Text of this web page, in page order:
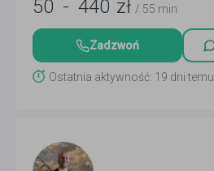
50 - 440 zł / 55 min
Zadzwoń
Ostatnia aktywność: 19 dni temu